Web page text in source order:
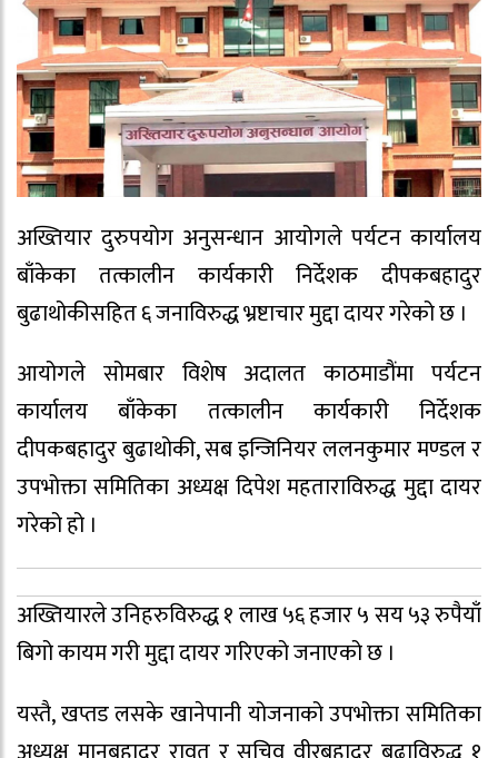
अख्तियार दुरुपयोग अनुसन्धान आयोगले पर्यटन कार्यालय
बाँकेका तत्कालीन कार्यकारी निर्देशक दीपकबहादुर
बुढाथोकीसहित ६ जनाविरुद्ध भ्रष्टाचार मुद्दा दायर गरेको छ ।
आयोगले सोमबार विशेष अदालत काठमाडौंमा पर्यटन
कार्यालय बाँकेका तत्कालीन कार्यकारी निर्देशक
दीपकबहादुर बुढाथोकी, सब इन्जिनियर ललनकुमार मण्डल र
उपभोक्ता समितिका अध्यक्ष दिपेश महताराविरुद्ध मुद्दा दायर
गरेको हो ।
अख्तियारले उनिहरुविरुद्ध १ लाख ५६ हजार ५ सय ५३ रुपैयाँ
बिगो कायम गरी मुद्दा दायर गरिएको जनाएको छ ।
यस्तै, खप्तड लसके खानेपानी योजनाको उपभोक्ता समितिका